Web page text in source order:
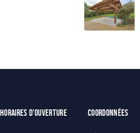
Horaires d'ouverture Coordonnées